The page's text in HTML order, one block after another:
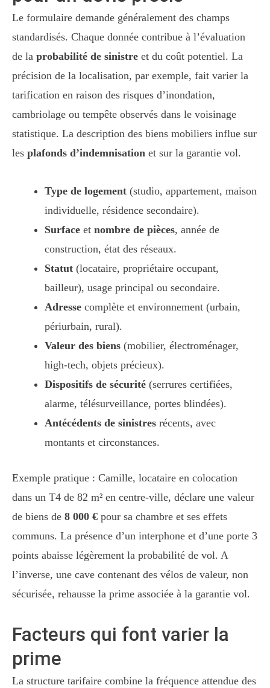
Le formulaire demande généralement des champs
standardisés. Chaque donnée contribue à l’évaluation
de la probabilité de sinistre et du coût potentiel. La
précision de la localisation, par exemple, fait varier la
tarification en raison des risques d’inondation,
cambriolage ou tempête observés dans le voisinage
statistique. La description des biens mobiliers influe sur
les plafonds d’indemnisation et sur la garantie vol.
Type de logement (studio, appartement, maison
individuelle, résidence secondaire).
Surface et nombre de pièces, année de
construction, état des réseaux.
Statut (locataire, propriétaire occupant,
bailleur), usage principal ou secondaire.
Adresse complète et environnement (urbain,
périurbain, rural).
Valeur des biens (mobilier, électroménager,
high-tech, objets précieux).
Dispositifs de sécurité (serrures certifiées,
alarme, télésurveillance, portes blindées).
Antécédents de sinistres récents, avec
montants et circonstances.
Exemple pratique : Camille, locataire en colocation
dans un T4 de 82 m² en centre-ville, déclare une valeur
de biens de 8 000 € pour sa chambre et ses effets
communs. La présence d’un interphone et d’une porte 3
points abaisse légèrement la probabilité de vol. A
l’inverse, une cave contenant des vélos de valeur, non
sécurisée, rehausse la prime associée à la garantie vol.
Facteurs qui font varier la
prime
La structure tarifaire combine la fréquence attendue des